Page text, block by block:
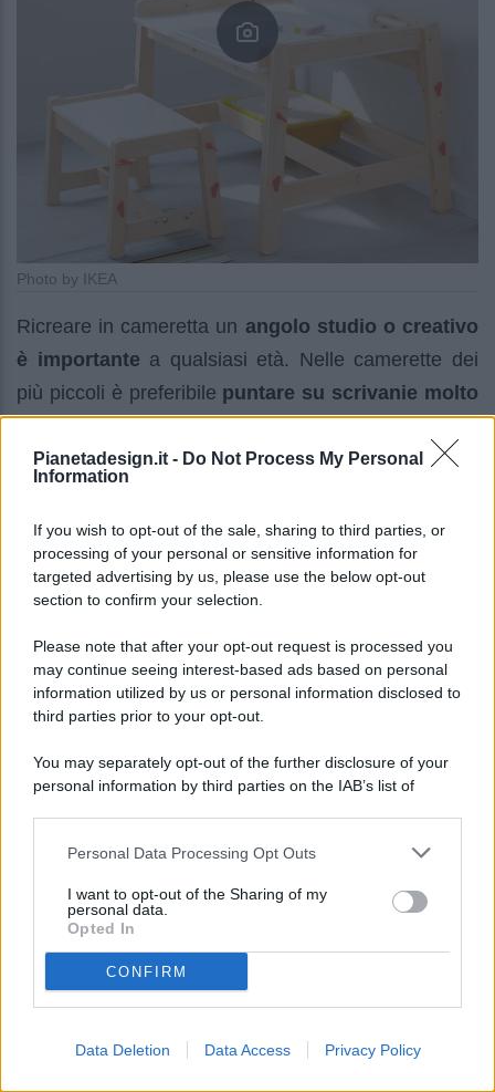
Pianetadesign.it - Do Not Process My Personal
Information
If you wish to opt-out of the sale, sharing to third parties, or
processing of your personal or sensitive information for
targeted advertising by us, please use the below opt-out
section to confirm your selection.
Please note that after your opt-out request is processed you
may continue seeing interest-based ads based on personal
information utilized by us or personal information disclosed to
third parties prior to your opt-out.
You may separately opt-out of the further disclosure of your
personal information by third parties on the IAB’s list of
This information may also be disclosed by us to third parties
disclose it to other third parties.
Personal Data Processing Opt Outs
I want to opt-out of the Sharing of my
personal data.
Opted In
CONFIRM
Data Deletion Data Access Privacy Policy
Photo by IKEA
Ricreare in cameretta un angolo studio o creativo
è importante a qualsiasi età. Nelle camerette dei
più piccoli è preferibile puntare su scrivanie molto
rendere il bambino autonomo e capace di sedersi